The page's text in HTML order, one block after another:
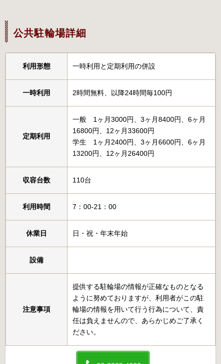
公共駐輪場詳細
利用形態 一時利用と定期利用の併設
一時利用 2時間無料、以降24時間毎100円
定期利用
一般 1ヶ月3000円、3ヶ月8400円、6ヶ月
16800円、12ヶ月33600円
学生 1ヶ月2400円、3ヶ月6600円、6ヶ月
13200円、12ヶ月26400円
収容台数 110台
利用時間 7：00-21：00
休業日 日・祝・年末年始
設備
注意事項
提供する駐輪場の情報が正確なものとなる
ように努めておりますが、利用者がこの駐
輪場の情報を用いて行う行為について、責
任は負えませんので、あらかじめご了承く
ださい。